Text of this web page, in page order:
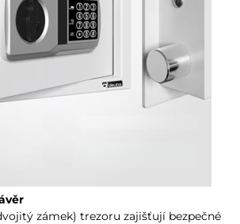
zámek) trezoru zajišťují bezpečné